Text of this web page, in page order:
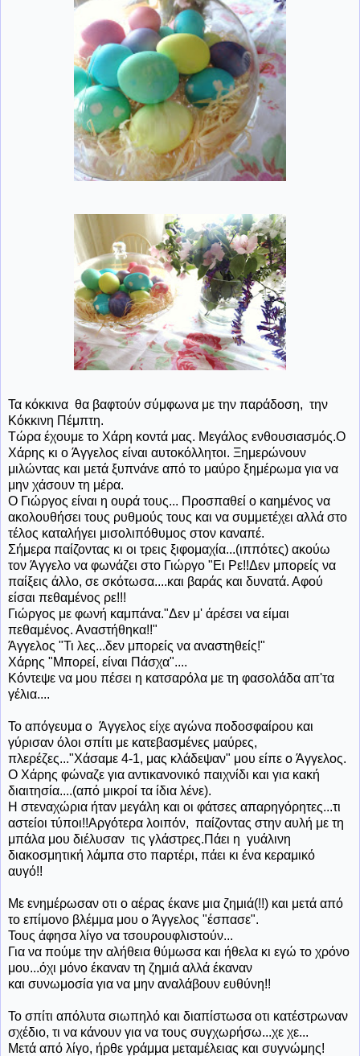
Τα κόκκινα θα βαφτούν σύμφωνα με την παράδοση, την
Κόκκινη Πέμπτη.
Τώρα έχουμε το Χάρη κοντά μας. Μεγάλος ενθουσιασμός.Ο
Χάρης κι ο Άγγελος είναι αυτοκόλλητοι. Ξημερώνουν
μιλώντας και μετά ξυπνάνε από το μαύρο ξημέρωμα για να
μην χάσουν τη μέρα.
Ο Γιώργος είναι η ουρά τους... Προσπαθεί ο καημένος να
ακολουθήσει τους ρυθμούς τους και να συμμετέχει αλλά στο
τέλος καταλήγει μισολιπόθυμος στον καναπέ.
Σήμερα παίζοντας κι οι τρεις ξιφομαχία...(ιππότες) ακούω
τον Άγγελο να φωνάζει στο Γιώργο "Ει Ρε!!Δεν μπορείς να
παίξεις άλλο, σε σκότωσα....και βαράς και δυνατά. Αφού
είσαι πεθαμένος ρε!!!
Γιώργος με φωνή καμπάνα."Δεν μ' άρέσει να είμαι
πεθαμένος. Αναστήθηκα!!"
Άγγελος "Τι λες...δεν μπορείς να αναστηθείς!"
Χάρης "Μπορεί, είναι Πάσχα"....
Κόντεψε να μου πέσει η κατσαρόλα με τη φασολάδα απ'τα
γέλια....
Το απόγευμα ο Άγγελος είχε αγώνα ποδοσφαίρου και
γύρισαν όλοι σπίτι με κατεβασμένες μαύρες,
πλερέζες..."Χάσαμε 4-1, μας κλάδεψαν" μου είπε ο Άγγελος.
Ο Χάρης φώναζε για αντικανονικό παιχνίδι και για κακή
διαιτησία....(από μικροί τα ίδια λένε).
Η στεναχώρια ήταν μεγάλη και οι φάτσες απαρηγόρητες...τι
αστείοι τύποι!!Αργότερα λοιπόν, παίζοντας στην αυλή με τη
μπάλα μου διέλυσαν τις γλάστρες.Πάει η γυάλινη
διακοσμητική λάμπα στο παρτέρι, πάει κι ένα κεραμικό
αυγό!!
Με ενημέρωσαν οτι ο αέρας έκανε μια ζημιά(!!) και μετά από
το επίμονο βλέμμα μου ο Άγγελος "έσπασε".
Τους άφησα λίγο να τσουρουφλιστούν...
Για να πούμε την αλήθεια θύμωσα και ήθελα κι εγώ το χρόνο
μου...όχι μόνο έκαναν τη ζημιά αλλά έκαναν
και συνωμοσία για να μην αναλάβουν ευθύνη!!
Το σπίτι απόλυτα σιωπηλό και διαπίστωσα οτι κατέστρωναν
σχέδιο, τι να κάνουν για να τους συγχωρήσω...χε χε...
Μετά από λίγο, ήρθε γράμμα μεταμέλειας και συγνώμης!